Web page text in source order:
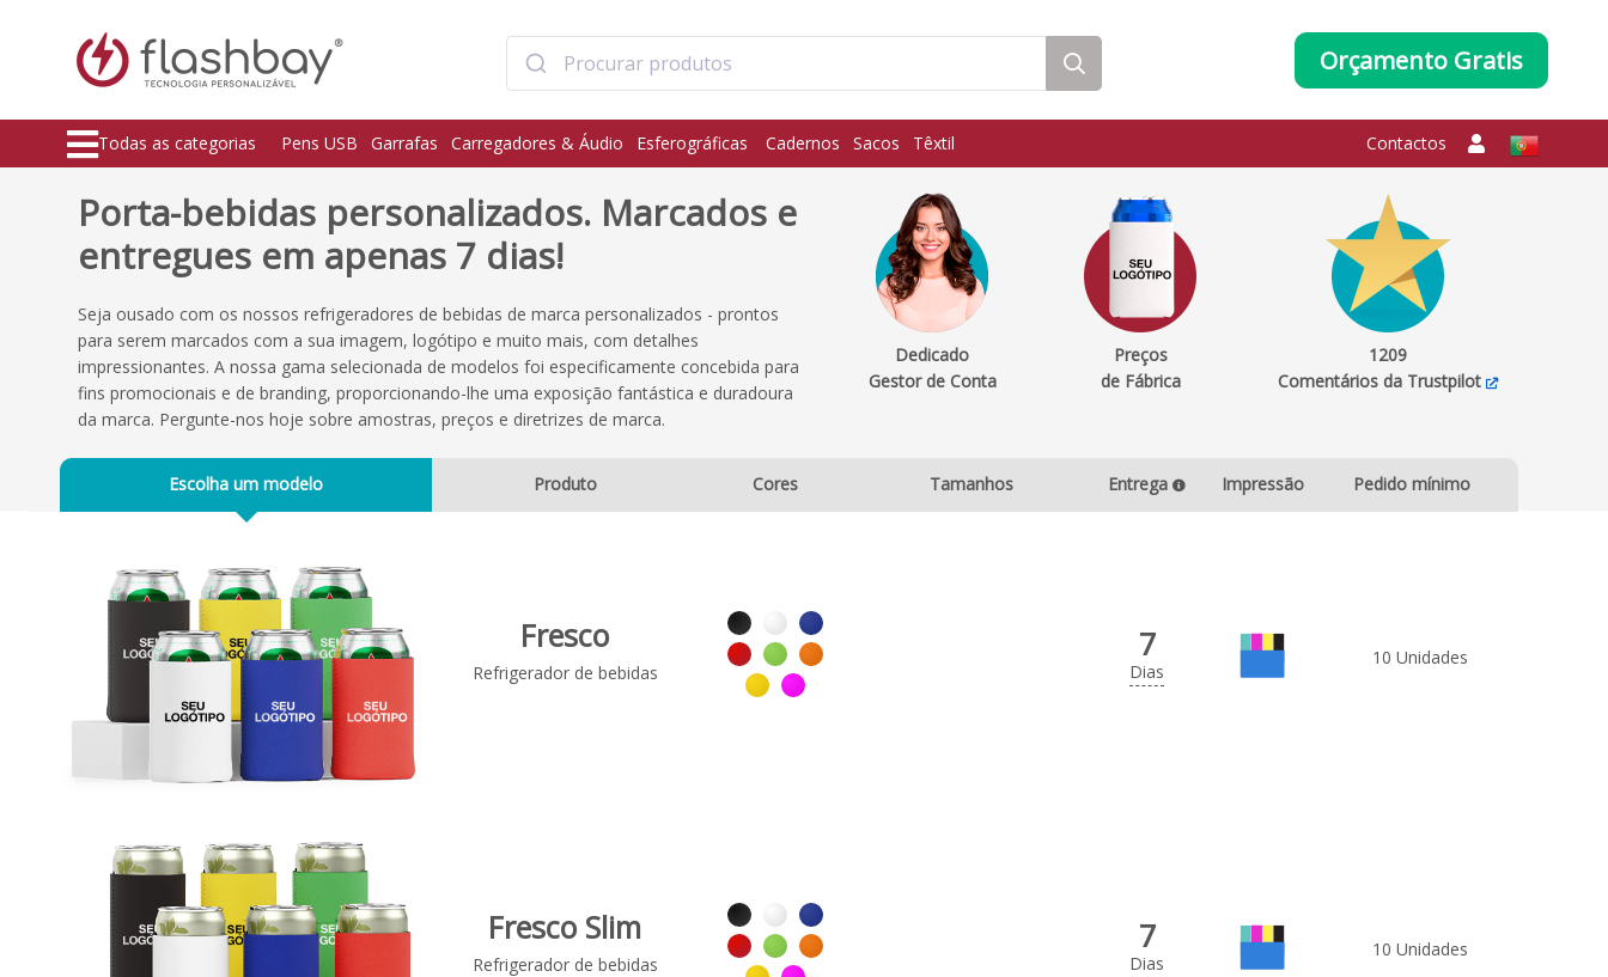
Orçamento Gratis
Todas as categorias Pens USB Garrafas Carregadores & Áudio Esferográficas Cadernos Sacos Têxtil Contactos
Porta-bebidas personalizados. Marcados e
entregues em apenas 7 dias!
Seja ousado com os nossos refrigeradores de bebidas de marca personalizados - prontos
para serem marcados com a sua imagem, logótipo e muito mais, com detalhes
impressionantes. A nossa gama selecionada de modelos foi especificamente concebida para
fins promocionais e de branding, proporcionando-lhe uma exposição fantástica e duradoura
da marca. Pergunte-nos hoje sobre amostras, preços e diretrizes de marca.
Dedicado
Gestor de Conta
Preços
de Fábrica
1209
Comentários da Trustpilot
Escolha um modelo Produto Cores Tamanhos Entrega Impressão Pedido mínimo
Fresco
Refrigerador de bebidas
7
Dias
10 Unidades
Fresco Slim
Refrigerador de bebidas
7
Dias
10 Unidades